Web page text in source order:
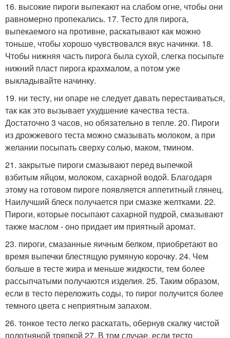
16. высокие пироги выпекают на слабом огне, чтобы они
равномерно пропекались. 17. Тесто для пирога,
выпекаемого на противне, раскатывают как можно
тоньше, чтобы хорошо чувствовался вкус начинки. 18.
Чтобы нижняя часть пирога была сухой, слегка посыпьте
нижний пласт пирога крахмалом, а потом уже
выкладывайте начинку.
19. ни тесту, ни опаре не следует давать перестаиваться,
так как это вызывает ухудшение качества теста.
Достаточно 3 часов, но обязательно в тепле. 20. Пироги
из дрожжевого теста можно смазывать молоком, а при
желании посыпать сверху солью, маком, тмином.
21. закрытые пироги смазывают перед выпечкой
взбитым яйцом, молоком, сахарной водой. Благодаря
этому на готовом пироге появляется аппетитный глянец.
Наилучший блеск получается при смазке желтками. 22.
Пироги, которые посыпают сахарной пудрой, смазывают
также маслом - оно придает им приятный аромат.
23. пироги, смазанные яичным белком, приобретают во
время выпечки блестящую румяную корочку. 24. Чем
больше в тесте жира и меньше жидкости, тем более
рассыпчатыми получаются изделия. 25. Таким образом,
если в тесто переложить соды, то пирог получится более
темного цвета с неприятным запахом.
26. тонкое тесто легко раскатать, обернув скалку чистой
полотняной тряпкой 27. В том случае, если тесто